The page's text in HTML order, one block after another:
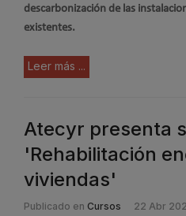
descarbonización de las
existentes.
Leer más ...
Atecyr presenta
'Rehabilitación
viviendas'
Publicado en Cursos 22 Abr